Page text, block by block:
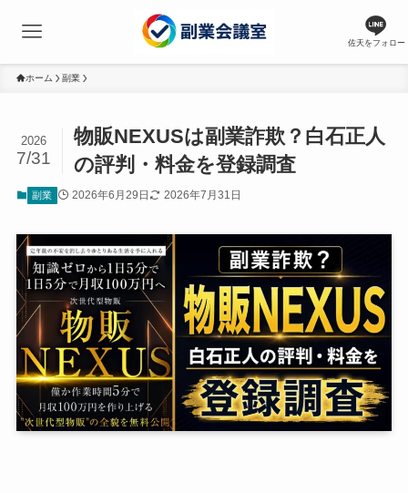
佐天をフォロー
ホーム 副業
物販NEXUSは副業詐欺？白石正人
の評判・料金を登録調査
2026
7/31
副業 2026年6月29日 2026年7月31日